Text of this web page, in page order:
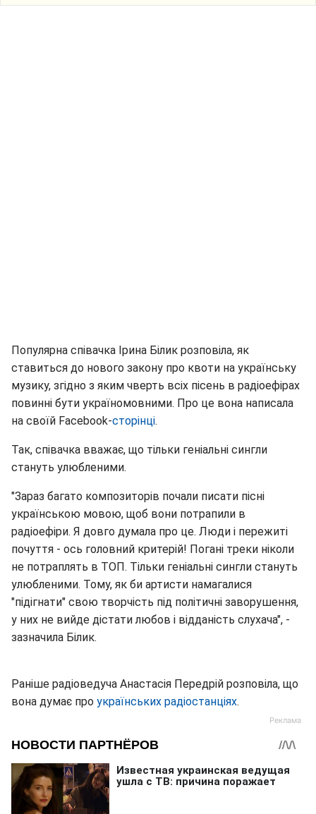
Популярна співачка Ірина Білик розповіла, як
ставиться до нового закону про квоти на українську
музику, згідно з яким чверть всіх пісень в радіоефірах
повинні бути україномовними. Про це вона написала
на своїй Facebook-сторінці.
Так, співачка вважає, що тільки геніальні сингли
стануть улюбленими.
"Зараз багато композиторів почали писати пісні
українською мовою, щоб вони потрапили в
радіоефіри. Я довго думала про це. Люди і пережиті
почуття - ось головний критерій! Погані треки ніколи
не потраплять в ТОП. Тільки геніальні сингли стануть
улюбленими. Тому, як би артисти намагалися
"підігнати" свою творчість під політичні заворушення,
у них не вийде дістати любов і відданість слухача", -
зазначила Білик.
Раніше радіоведуча Анастасія Передрій розповіла, що
вона думає про українських радіостанціях.